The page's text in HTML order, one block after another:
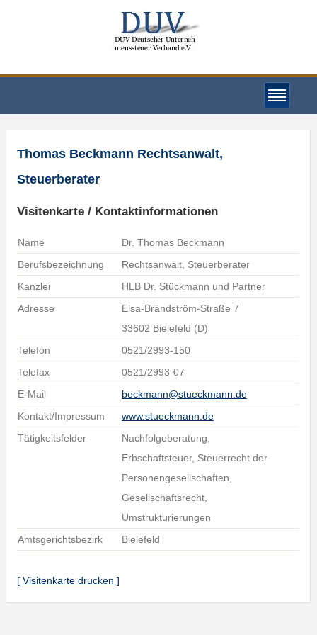
Thomas Beckmann Rechtsanwalt,
Steuerberater
Visitenkarte / Kontaktinformationen
Name
Dr. Thomas Beckmann
Berufsbezeichnung
Rechtsanwalt, Steuerberater
Kanzlei
HLB Dr. Stückmann und Partner
Adresse
Elsa-Brändström-Straße 7
33602 Bielefeld (D)
Telefon
0521/2993-150
Telefax
0521/2993-07
E-Mail
beckmann@stueckmann.de
Kontakt/Impressum
www.stueckmann.de
Tätigkeitsfelder
Nachfolgeberatung,
Erbschaftsteuer, Steuerrecht der
Personengesellschaften,
Gesellschaftsrecht,
Umstrukturierungen
Amtsgerichtsbezirk
Bielefeld
[ Visitenkarte drucken ]